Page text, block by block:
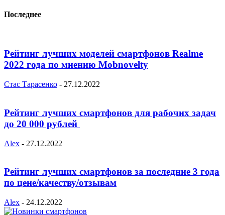
Последнее
Рейтинг лучших моделей смартфонов Realme
2022 года по мнению Mobnovelty
Стас Тарасенко - 27.12.2022
Рейтинг лучших смартфонов для рабочих задач
до 20 000 рублей
Alex - 27.12.2022
Рейтинг лучших смартфонов за последние 3 года
по цене/качеству/отзывам
Alex - 24.12.2022